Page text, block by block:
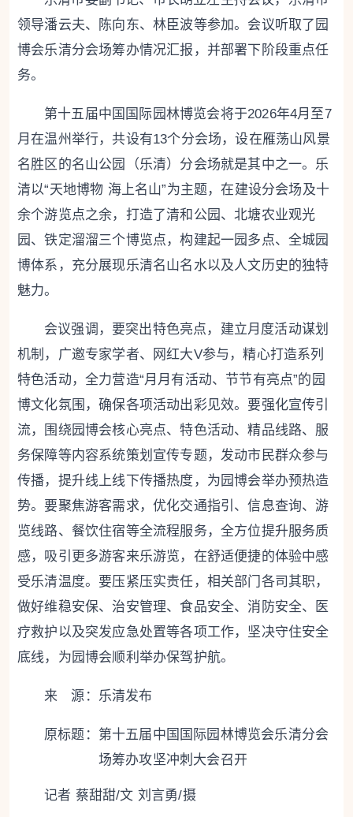
领导潘云夫、陈向东、林臣波等参加。会议听取了园
博会乐清分会场筹办情况汇报，并部署下阶段重点任
务。
第十五届中国国际园林博览会将于2026年4月至7
月在温州举行，共设有13个分会场，设在雁荡山风景
名胜区的名山公园（乐清）分会场就是其中之一。乐
清以“天地博物 海上名山”为主题，在建设分会场及十
余个游览点之余，打造了清和公园、北塘农业观光
园、铁定溜溜三个博览点，构建起一园多点、全城园
博体系，充分展现乐清名山名水以及人文历史的独特
魅力。
会议强调，要突出特色亮点 ，建立月度活动谋划
机制，广邀专家学者、网红大V参与，精心打造系列
特色活动，全力营造“月月有活动、节节有亮点”的园
博文化氛围，确保各项活动出彩见效。 要强化宣传引
流，围绕园博会核心亮点、特色活动、精品线路、服
务保障等内容系统策划宣传专题，发动市民群众参与
传播，提升线上线下传播热度，为园博会举办预热造
势。 要聚焦游客需求，优化交通指引、信息查询、游
览线路、餐饮住宿等全流程服务，全方位提升服务质
感，吸引更多游客来乐游览，在舒适便捷的体验中感
受乐清温度。 要压紧压实责任 ，相关部门各司其职，
做好维稳安保、治安管理、食品安全、消防安全、医
疗救护以及突发应急处置等各项工作，坚决守住安全
底线，为园博会顺利举办保驾护航。
来 源：乐清发布
原标题： 第十五届中国国际园林博览会乐清分会
场筹办攻坚冲刺大会召开
记者 蔡甜甜/文 刘言勇/摄